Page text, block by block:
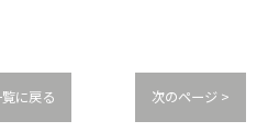
に戻る 次のページ >